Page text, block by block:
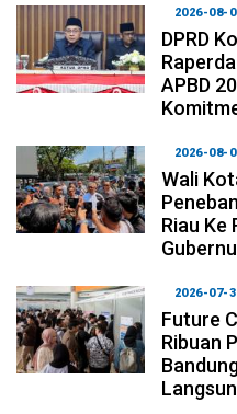
2026-08-
DPRD
APBD
2026-08-
Wali
Riau Ke
2026-07-
Future
Ribuan